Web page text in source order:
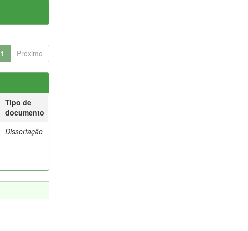
1 Próximo
Tipo de
documento
Dissertação